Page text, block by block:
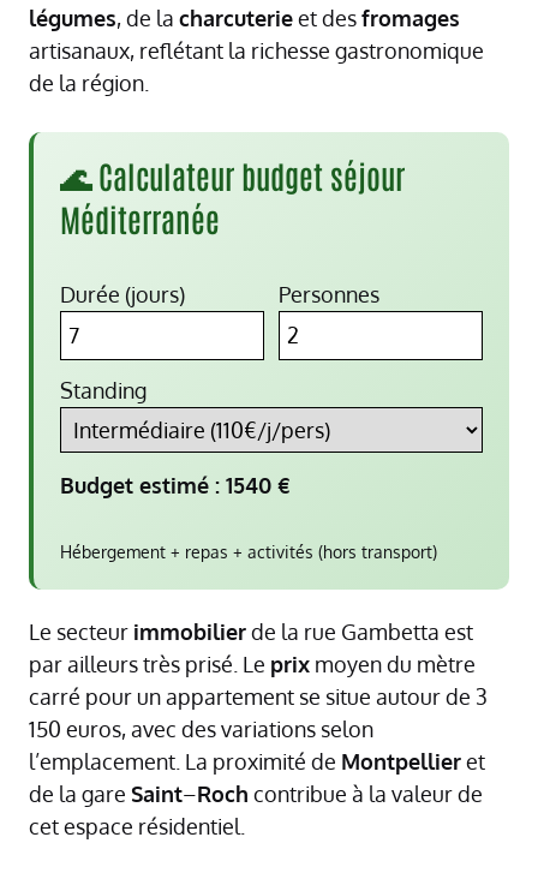
légumes, de la charcuterieet desfromages
artisanaux, reflétant la richesse gastronomique
de la région.
🌊 Calculateur budget séjour
Méditerranée
Durée (jours) Personnes
Standing
Budget estimé : 1540 €
Hébergement + repas + activités (hors transport)
Le secteur immobilierde la rue Gambetta est
par ailleurs très prisé. Le prix moyen du mètre
carré pour un appartement se situe autour de 3
150 euros, avec des variations selon
l’emplacement. La proximité de Montpellieret
de la gare Saint–Roch contribue à la valeur de
cet espace résidentiel.